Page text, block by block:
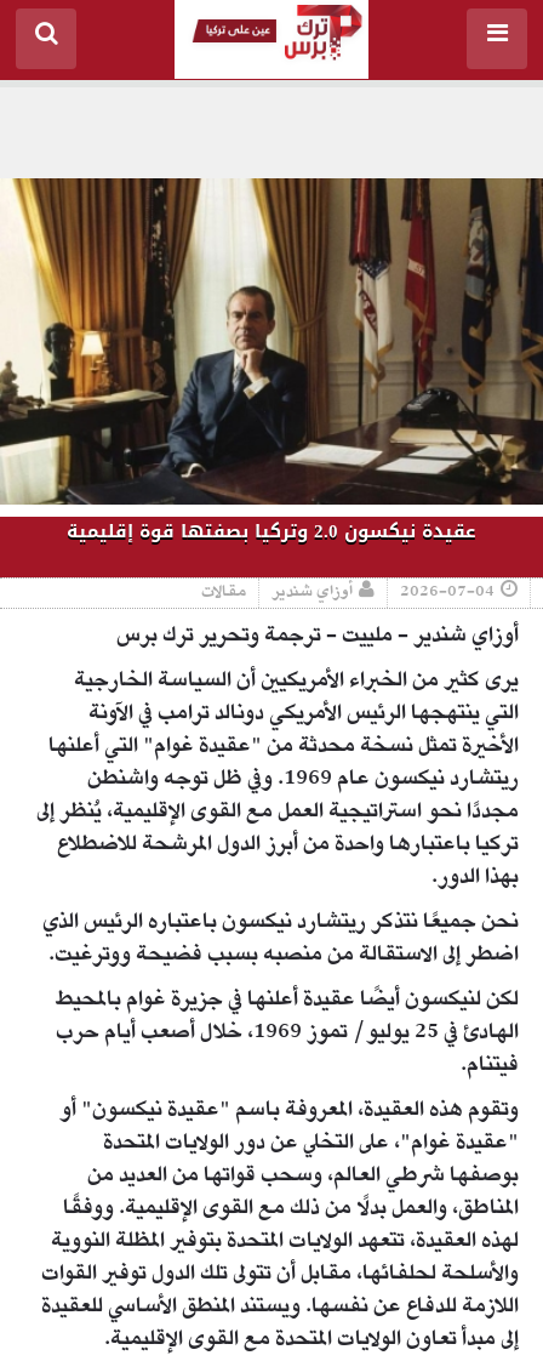
عقيدة نيكسون 2.0 وتركيا بصفتها قوة إقليمية
2026-07-04 أوزاي شندير مقالات
أوزاي شندير - ملييت - ترجمة وتحرير ترك برس
يرى كثير من الخبراء الأمريكيين أن السياسة الخارجية
التي ينتهجها الرئيس الأمريكي دونالد ترامب في الآونة
الأخيرة تمثل نسخة محدثة من "عقيدة غوام" التي أعلنها
ريتشارد نيكسون عام 1969. وفي ظل توجه واشنطن
مجددًا نحو استراتيجية العمل مع القوى الإقليمية، يُنظر إلى
تركيا باعتبارها واحدة من أبرز الدول المرشحة للاضطلاع
بهذا الدور.
نحن جميعًا نتذكر ريتشارد نيكسون باعتباره الرئيس الذي
اضطر إلى الاستقالة من منصبه بسبب فضيحة ووترغيت.
لكن لنيكسون أيضًا عقيدة أعلنها في جزيرة غوام بالمحيط
الهادئ في 25 يوليو/ تموز 1969، خلال أصعب أيام حرب
فيتنام.
وتقوم هذه العقيدة، المعروفة باسم "عقيدة نيكسون" أو
"عقيدة غوام"، على التخلي عن دور الولايات المتحدة
بوصفها شرطي العالم، وسحب قواتها من العديد من
المناطق، والعمل بدلًا من ذلك مع القوى الإقليمية. ووفقًا
لهذه العقيدة، تتعهد الولايات المتحدة بتوفير المظلة النووية
والأسلحة لحلفائها، مقابل أن تتولى تلك الدول توفير القوات
اللازمة للدفاع عن نفسها. ويستند المنطق الأساسي للعقيدة
إلى مبدأ تعاون الولايات المتحدة مع القوى الإقليمية.